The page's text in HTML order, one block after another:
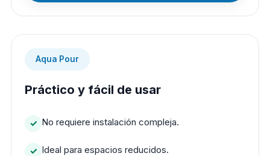
Aqua Pour
Práctico y fácil de usar
No requiere instalación compleja.
Ideal para espacios reducidos.